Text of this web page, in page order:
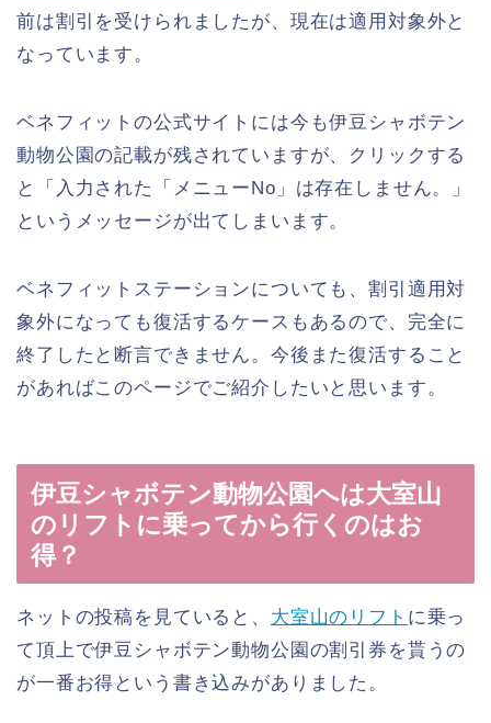
前は割引を受けられましたが、現在は適用対象外と
なっています。
ベネフィットの公式サイトには今も伊豆シャボテン
動物公園の記載が残されていますが、クリックする
と「入力された「メニューNo」は存在しません。」
というメッセージが出てしまいます。
ベネフィットステーションについても、割引適用対
象外になっても復活するケースもあるので、完全に
終了したと断言できません。今後また復活すること
があればこのページでご紹介したいと思います。
伊豆シャボテン動物公園へは大室山
のリフトに乗ってから行くのはお
得？
ネットの投稿を見ていると、 大室山のリフト に乗っ
て頂上で伊豆シャボテン動物公園の割引券を貰うの
が一番お得という書き込みがありました。